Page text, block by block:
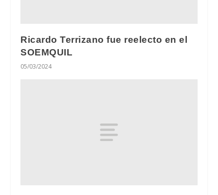
Ricardo Terrizano fue reelecto en el
SOEMQUIL
05/03/2024